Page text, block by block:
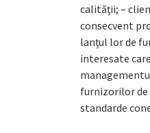
calităţii; –
consecvent
lanţul lor de
interesate
furnizorilor de
standarde